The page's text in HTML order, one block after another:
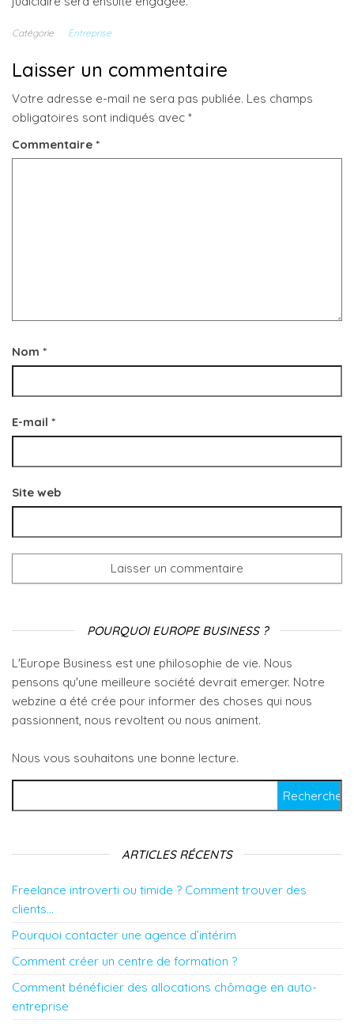
Catégorie Entreprise
Laisser un commentaire
Votre adresse e-mail ne sera pas publiée. Les champs
obligatoires sont indiqués avec *
Commentaire *
Nom *
E-mail *
Site web
POURQUOI EUROPE BUSINESS ?
L'Europe Business est une philosophie de vie. Nous
pensons qu'une meilleure société devrait emerger. Notre
webzine a été crée pour informer des choses qui nous
passionnent, nous revoltent ou nous animent.
Nous vous souhaitons une bonne lecture.
ARTICLES RÉCENTS
Freelance introverti ou timide ? Comment trouver des
clients…
Pourquoi contacter une agence d’intérim
Comment créer un centre de formation ?
Comment bénéficier des allocations chômage en auto-
entreprise